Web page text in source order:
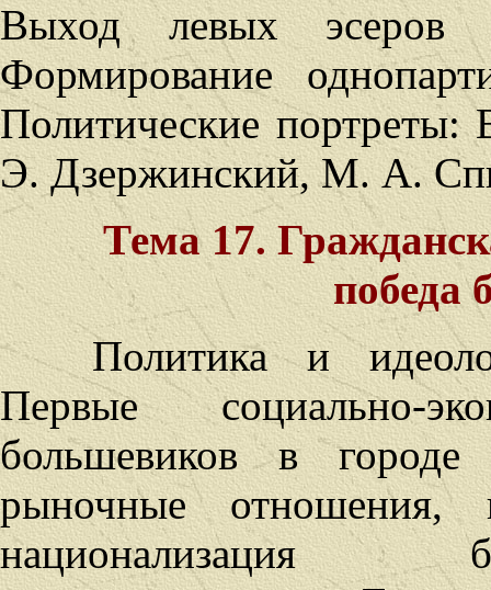
Выход левых эсеров
Формирование
Политические
Э. Дзержинский, М. А.
Тема 17.
победа
Политика и
Первые социально-
большевиков в
рыночные отношения,
национализация